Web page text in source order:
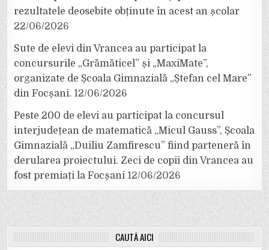
rezultatele deosebite obținute în acest an școlar
22/06/2026
Sute de elevi din Vrancea au participat la
concursurile „Grămăticel” și „MaxiMate”,
organizate de Școala Gimnazială „Ștefan cel Mare”
din Focșani. 12/06/2026
Peste 200 de elevi au participat la concursul
interjudețean de matematică „Micul Gauss”, Școala
Gimnazială „Duiliu Zamfirescu” fiind parteneră în
derularea proiectului. Zeci de copii din Vrancea au
fost premiați la Focșani 12/06/2026
CAUTĂ AICI